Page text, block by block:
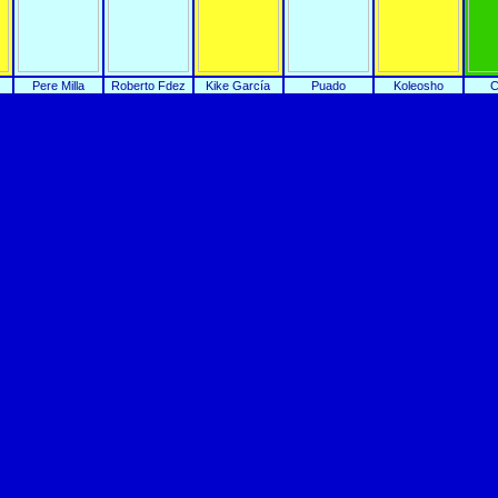
Pere Milla Roberto Fdez Kike García Puado Koleosho